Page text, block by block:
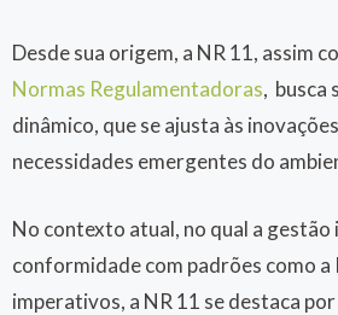
Desde sua origem, a NR 11, assim
Normas Regulamentadoras, busca
dinâmico, que se ajusta às
necessidades emergentes do
No contexto atual, no qual a gestão
conformidade com padrões como a
imperativos, a NR 11 se destaca